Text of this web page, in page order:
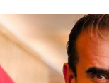
Sport
PODCAST